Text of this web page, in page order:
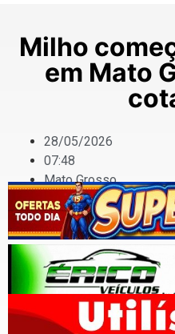
Milho
em Mato
28/05/2026
07:48
Mato Grosso